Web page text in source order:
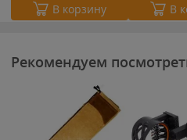
В корзину В
Рекомендуем